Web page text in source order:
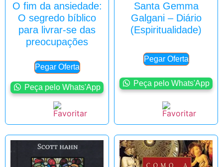
O fim da ansiedade:
O segredo bíblico
para livrar-se das
preocupações
Pegar Oferta
Peça pelo Whats'App
Santa Gemma
Galgani – Diário
(Espiritualidade)
Pegar Oferta
Peça pelo Whats'App